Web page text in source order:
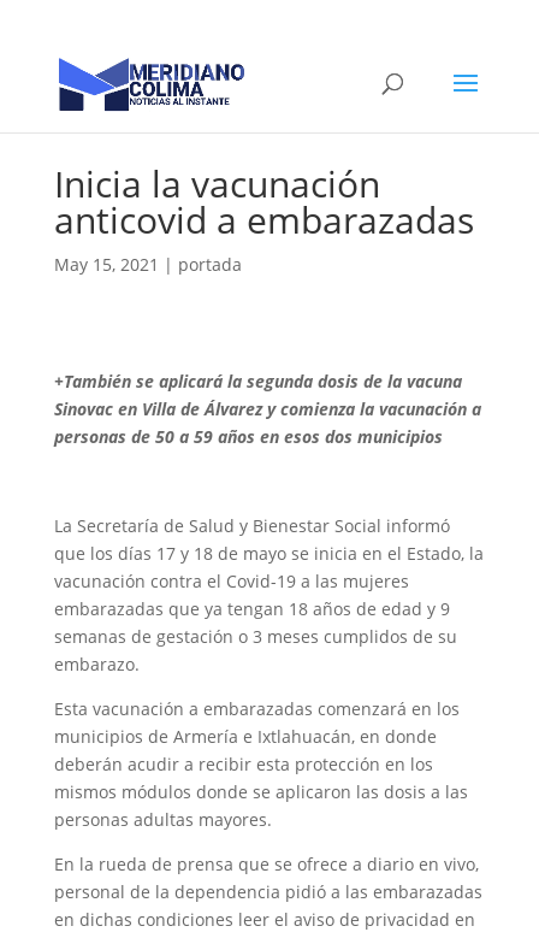
Inicia la vacunación
anticovid a embarazadas
May 15, 2021 | portada
+También se aplicará la segunda dosis de la vacuna
Sinovac en Villa de Álvarez y comienza la vacunación a
personas de 50 a 59 años en esos dos municipios
La Secretaría de Salud y Bienestar Social informó
que los días 17 y 18 de mayo se inicia en el Estado, la
vacunación contra el Covid-19 a las mujeres
embarazadas que ya tengan 18 años de edad y 9
semanas de gestación o 3 meses cumplidos de su
embarazo.
Esta vacunación a embarazadas comenzará en los
municipios de Armería e Ixtlahuacán, en donde
deberán acudir a recibir esta protección en los
mismos módulos donde se aplicaron las dosis a las
personas adultas mayores.
En la rueda de prensa que se ofrece a diario en vivo,
personal de la dependencia pidió a las embarazadas
en dichas condiciones leer el aviso de privacidad en